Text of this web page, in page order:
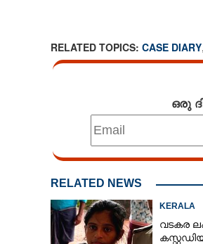
RELATED TOPICS: CASE DIARY,
ഒരു
RELATED NEWS
KERALA
വടകര